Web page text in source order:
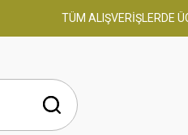
TÜM ALIŞVERİŞLERDE